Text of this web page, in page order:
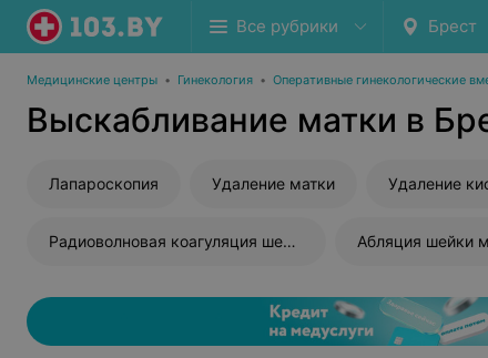
Все рубрики Брест
Медицинские центры • Гинекология • Оперативные гинекологические
Выскабливание матки в
Лапароскопия Удаление матки
Радиоволновая коагуляция шейки матки Абляция шейки